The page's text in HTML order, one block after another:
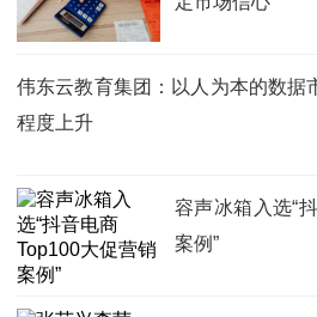
伟东云教育集团：以人为本的数据
程度上升
容声冰箱入选“
案例”